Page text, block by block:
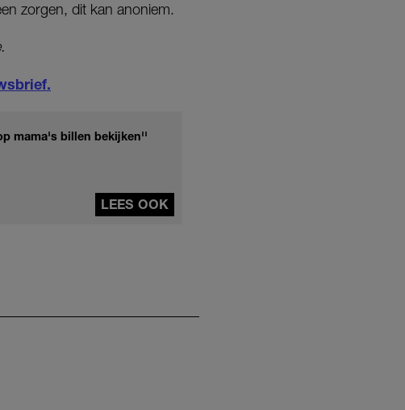
zorgen, dit kan anoniem.
mama's billen bekijken''
LEES OOK